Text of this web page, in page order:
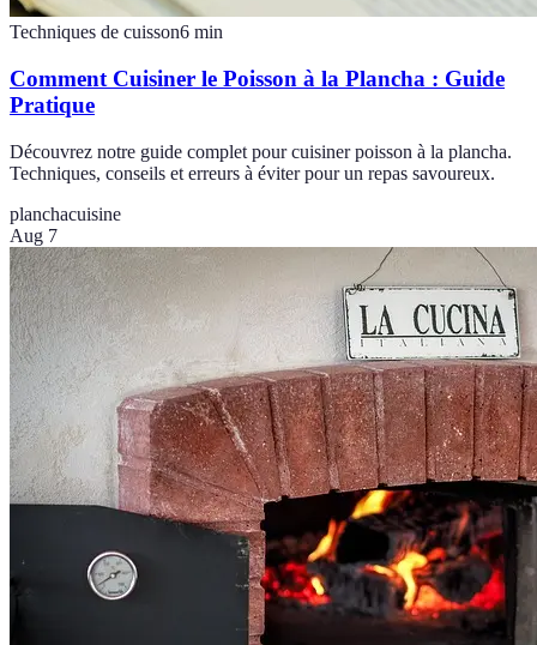
Techniques de cuisson6 min
Comment Cuisiner le Poisson à la Plancha : Guide
Pratique
Découvrez notre guide complet pour cuisiner poisson à la plancha.
Techniques, conseils et erreurs à éviter pour un repas savoureux.
planchacuisine
Aug 7